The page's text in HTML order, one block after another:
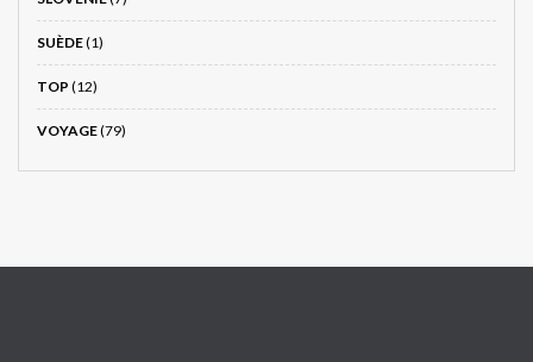
SUÈDE(1)
TOP (12)
VOYAGE(79)